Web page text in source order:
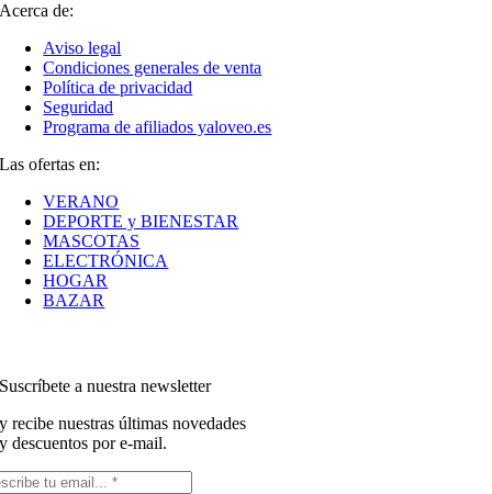
Acerca de:
Aviso legal
Condiciones generales de venta
Política de privacidad
Seguridad
Programa de afiliados yaloveo.es
Las ofertas en:
VERANO
DEPORTE y BIENESTAR
MASCOTAS
ELECTRÓNICA
HOGAR
BAZAR
Suscríbete a nuestra newsletter
y recibe nuestras últimas novedades
y descuentos por e-mail.